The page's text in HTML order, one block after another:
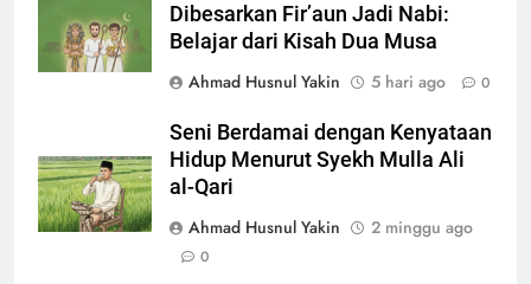
Dibesarkan Fir’aun Jadi Nabi:
Belajar dari Kisah Dua Musa
Ahmad Husnul Yakin
5 hari ago 0
Seni Berdamai dengan Kenyataan
Hidup Menurut Syekh Mulla Ali
al-Qari
Ahmad Husnul Yakin
2 minggu ago
0